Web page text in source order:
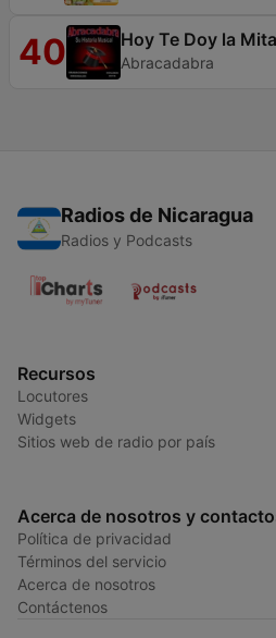
40 Hoy Te Doy la
Abracadabra
Radios de Nicaragua
Radios y Podcasts
Recursos
Locutores
Widgets
Sitios web de radio por país
Acerca de nosotros y
Política de privacidad
Términos del servicio
Acerca de nosotros
Contáctenos